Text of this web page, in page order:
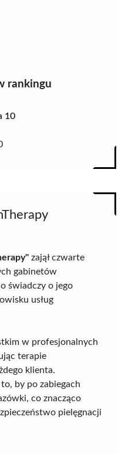
rankingu
10
zajął czwarte
gabinetów
świadczy o jego
usług
w profesjonalnych
terapie
klienta.
by po zabiegach
co znacząco
pielęgnacji